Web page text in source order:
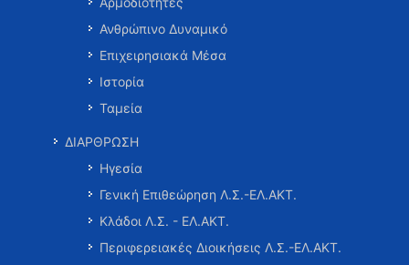
Ανθρώπινο Δυναμικό
Επιχειρησιακά Μέσα
Ιστορία
Ταμεία
ΔΙΑΡΘΡΩΣΗ
Ηγεσία
Γενική Επιθεώρηση Λ.Σ.-ΕΛ.ΑΚΤ.
Κλάδοι Λ.Σ. - ΕΛ.ΑΚΤ.
Περιφερειακές Διοικήσεις Λ.Σ.-ΕΛ.ΑΚΤ.